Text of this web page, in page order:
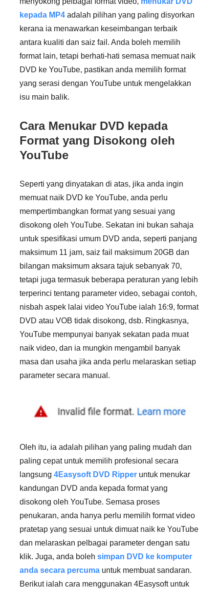
kepada MP4 adalah pilihan yang paling disyorkan
kerana ia menawarkan keseimbangan terbaik
antara kualiti dan saiz fail. Anda boleh memilih
format lain, tetapi berhati-hati semasa memuat naik
DVD ke YouTube, pastikan anda memilih format
yang serasi dengan YouTube untuk mengelakkan
isu main balik.
Cara Menukar DVD kepada
Format yang Disokong oleh
YouTube
Seperti yang dinyatakan di atas, jika anda ingin
memuat naik DVD ke YouTube, anda perlu
mempertimbangkan format yang sesuai yang
disokong oleh YouTube. Sekatan ini bukan sahaja
untuk spesifikasi umum DVD anda, seperti panjang
maksimum 11 jam, saiz fail maksimum 20GB dan
bilangan maksimum aksara tajuk sebanyak 70,
tetapi juga termasuk beberapa peraturan yang lebih
terperinci tentang parameter video, sebagai contoh,
nisbah aspek lalai video YouTube ialah 16:9, format
DVD atau VOB tidak disokong, dsb. Ringkasnya,
YouTube mempunyai banyak sekatan pada muat
naik video, dan ia mungkin mengambil banyak
masa dan usaha jika anda perlu melaraskan setiap
parameter secara manual.
Oleh itu, ia adalah pilihan yang paling mudah dan
paling cepat untuk memilih profesional secara
langsung 4Easysoft DVD Ripper untuk menukar
kandungan DVD anda kepada format yang
disokong oleh YouTube. Semasa proses
penukaran, anda hanya perlu memilih format video
pratetap yang sesuai untuk dimuat naik ke YouTube
dan melaraskan pelbagai parameter dengan satu
klik. Juga, anda boleh simpan DVD ke komputer
anda secara percuma untuk membuat sandaran.
Berikut ialah cara menggunakan 4Easysoft untuk